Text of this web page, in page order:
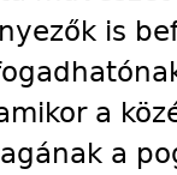
is
a
a